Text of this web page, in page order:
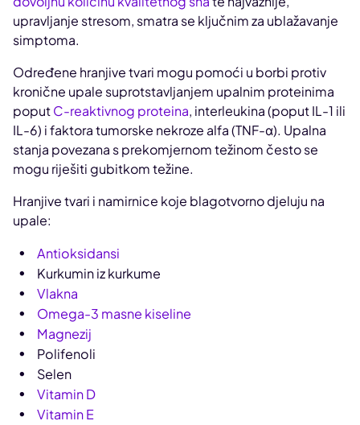
upravljanje stresom, smatra se ključnim za ublažavanje
simptoma.
Određene hranjive tvari mogu pomoći u borbi protiv
kronične upale suprotstavljanjem upalnim proteinima
poputC-reaktivnog proteina, interleukina (poput IL-1 ili
IL-6) i faktora tumorske nekroze alfa (TNF-ɑ). Upalna
stanja povezana s prekomjernom težinom često se
mogu riješiti gubitkom težine.
Hranjive tvari i namirnice koje blagotvorno djeluju na
upale:
Antioksidansi
Kurkumin iz kurkume
Vlakna
Omega-3 masne kiseline
Magnezij
Polifenoli
Selen
Vitamin D
Vitamin E